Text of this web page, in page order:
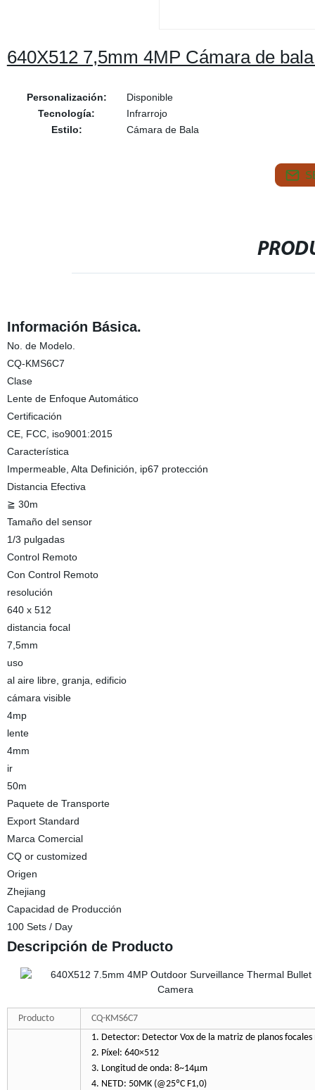
640X512 7,5mm 4MP Cámara de
Personalización:
Disponible
Tecnología:
Infrarrojo
Estilo:
Cámara de Bala
Información Básica.
No. de Modelo.
CQ-KMS6C7
Clase
Lente de Enfoque Automático
Certificación
CE, FCC, iso9001:2015
Característica
Impermeable, Alta Definición, ip67 protección
Distancia Efectiva
≧ 30m
Tamaño del sensor
1/3 pulgadas
Control Remoto
Con Control Remoto
resolución
640 x 512
distancia focal
7,5mm
uso
al aire libre, granja, edificio
cámara visible
4mp
lente
4mm
ir
50m
Paquete de Transporte
Export Standard
Marca Comercial
CQ or customized
Origen
Zhejiang
Capacidad de Producción
100 Sets / Day
Descripción de Producto
Producto
CQ-KMS6C7
1. Detector: Detector Vox de la matriz de planos
2. Píxel: 640×512
3. Longitud de onda: 8~14μm
4. NETD: 50MK (@25ºC F1,0)